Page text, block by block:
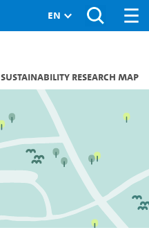
Sustainability research map